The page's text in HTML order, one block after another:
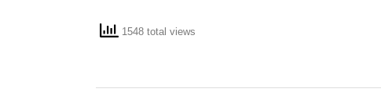
1548 total views